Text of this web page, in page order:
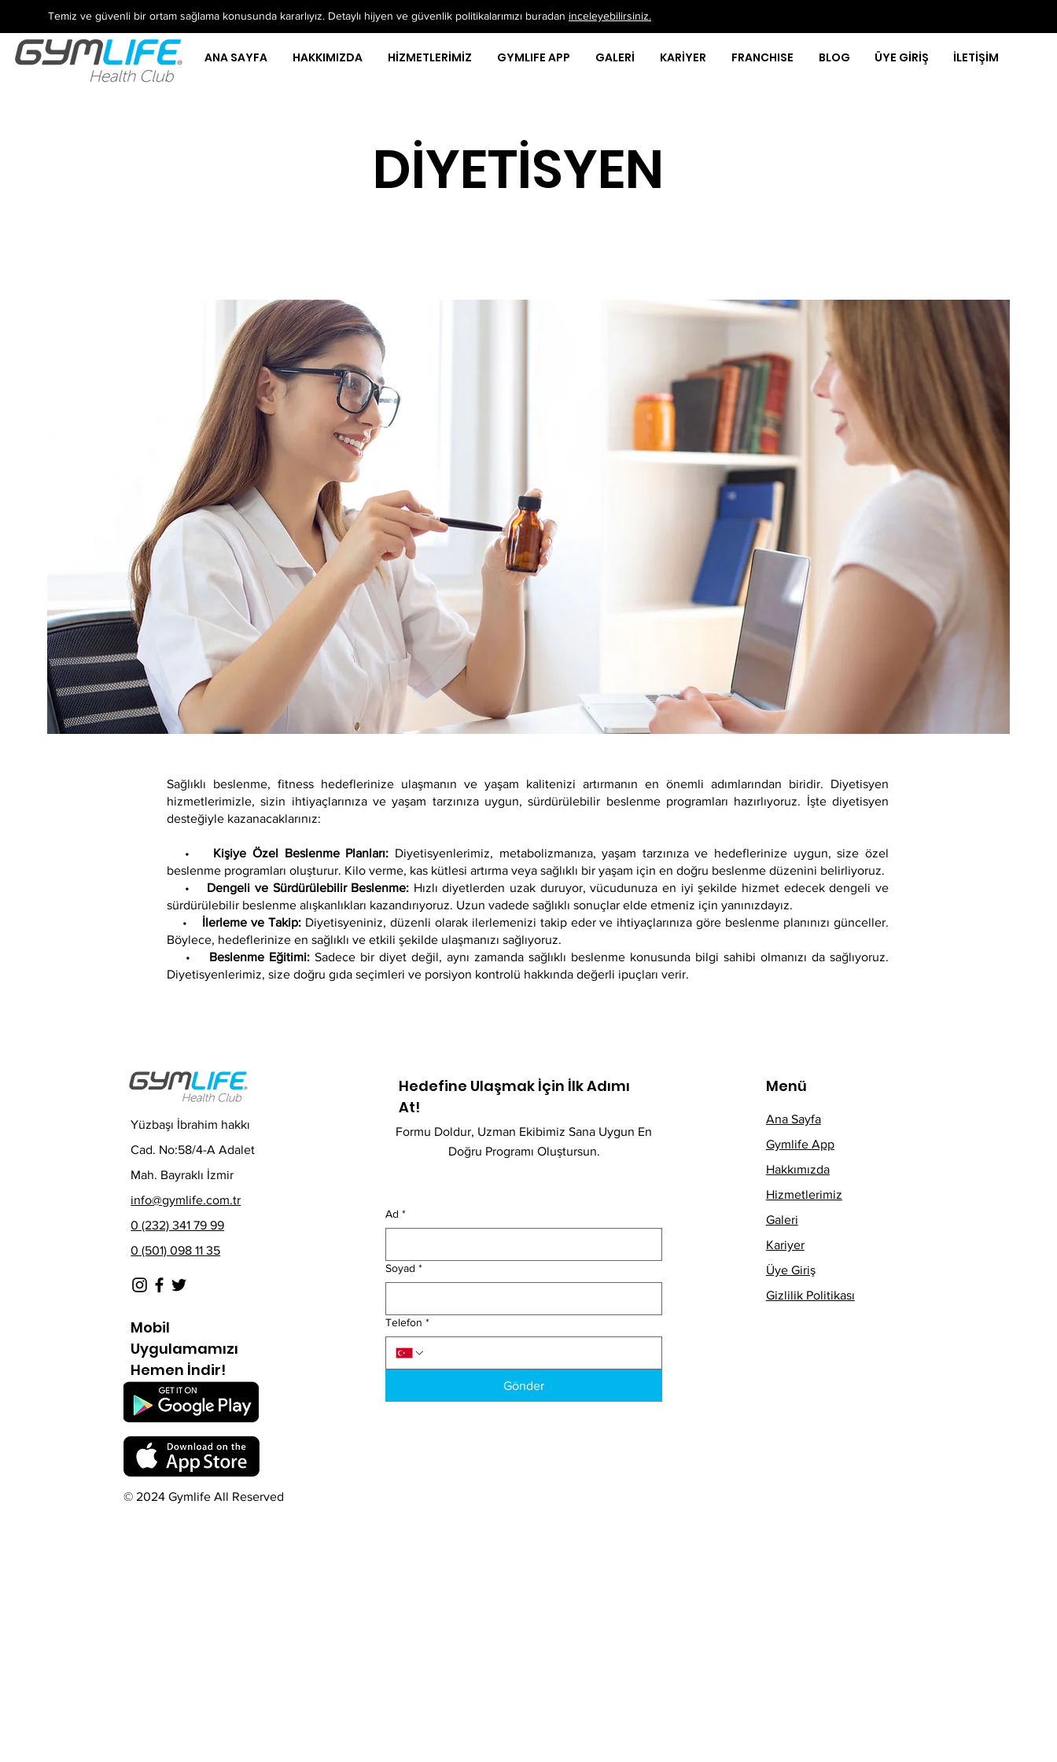
Temiz ve güvenli bir ortam sağlama konusunda kararlıyız. Detaylı hijyen ve güvenlik politikalarımızı buradan inceleyebilirsiniz.
ANA SAYFA HAKKIMIZDA HİZMETLERİMİZ GYMLIFE APP GALERİ KARİYER FRANCHISE BLOG ÜYE GİRİŞ İLETİŞİM
DİYETİSYEN
Sağlıklı beslenme, fitness hedeflerinize ulaşmanın ve yaşam kalitenizi artırmanın en önemli adımlarından biridir. Diyetisyen
hizmetlerimizle, sizin ihtiyaçlarınıza ve yaşam tarzınıza uygun, sürdürülebilir beslenme programları hazırlıyoruz. İşte diyetisyen
desteğiyle kazanacaklarınız:
• Kişiye Özel Beslenme Planları: Diyetisyenlerimiz, metabolizmanıza, yaşam tarzınıza ve hedeflerinize uygun, size özel
beslenme programları oluşturur. Kilo verme, kas kütlesi artırma veya sağlıklı bir yaşam için en doğru beslenme düzenini belirliyoruz.
• Dengeli ve Sürdürülebilir Beslenme: Hızlı diyetlerden uzak duruyor, vücudunuza en iyi şekilde hizmet edecek dengeli ve
sürdürülebilir beslenme alışkanlıkları kazandırıyoruz. Uzun vadede sağlıklı sonuçlar elde etmeniz için yanınızdayız.
•
İlerleme ve Takip: Diyetisyeniniz, düzenli olarak ilerlemenizi takip eder ve ihtiyaçlarınıza göre beslenme planınızı günceller.
Böylece, hedeflerinize en sağlıklı ve etkili şekilde ulaşmanızı sağlıyoruz.
• Beslenme Eğitimi: Sadece bir diyet değil, aynı zamanda sağlıklı beslenme konusunda bilgi sahibi olmanızı da sağlıyoruz.
Diyetisyenlerimiz, size doğru gıda seçimleri ve porsiyon kontrolü hakkında değerli ipuçları verir.
Yüzbaşı İbrahim hakkı
Cad. No:58/4-A Adalet
Mah. Bayraklı İzmir
info@gymlife.com.tr
0 (232) 341 79 99
0 (501) 098 11 35
Mobil
Uygulamamızı
Hemen İndir!
© 2024 Gymlife All Reserved
Hedefine Ulaşmak İçin İlk Adımı
At!
Formu Doldur, Uzman Ekibimiz Sana Uygun En
Doğru Programı Oluştursun.
Ad *
Soyad *
Telefon *
Gönder
Menü
Ana Sayfa
Gymlife App
Hakkımızda
Hizmetlerimiz
Galeri
Kariyer
Üye Giriş
Gizlilik Politikası